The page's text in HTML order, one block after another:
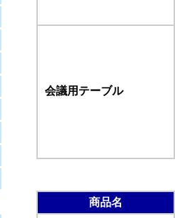
会議用テーブル
商品名